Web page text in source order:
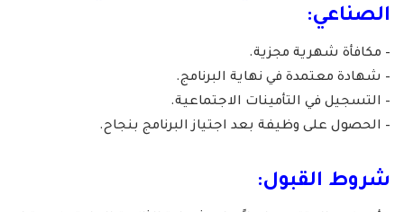
الصناعي:
– مكافأة شهرية مجزية.
– شهادة معتمدة في نهاية البرنامج.
– التسجيل في التأمينات الاجتماعية.
– الحصول على وظيفة بعد اجتياز البرنامج بنجاح.
شروط القبول: